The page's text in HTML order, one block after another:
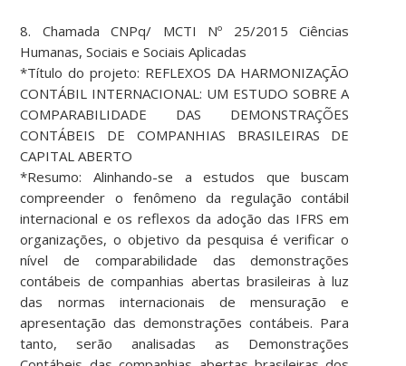
8. Chamada CNPq/ MCTI Nº 25/2015 Ciências
Humanas, Sociais e Sociais Aplicadas
*Título do projeto: REFLEXOS DA HARMONIZAÇÃO
CONTÁBIL INTERNACIONAL: UM ESTUDO SOBRE A
COMPARABILIDADE DAS DEMONSTRAÇÕES
CONTÁBEIS DE COMPANHIAS BRASILEIRAS DE
CAPITAL ABERTO
*Resumo: Alinhando-se a estudos que buscam
compreender o fenômeno da regulação contábil
internacional e os reflexos da adoção das IFRS em
organizações, o objetivo da pesquisa é verificar o
nível de comparabilidade das demonstrações
contábeis de companhias abertas brasileiras à luz
das normas internacionais de mensuração e
apresentação das demonstrações contábeis. Para
tanto, serão analisadas as Demonstrações